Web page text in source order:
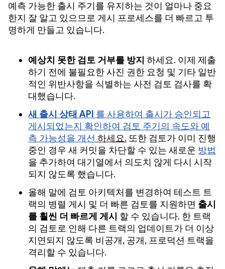
예측 가능한 출시 주기를 유지하는 것이 얼마나 중요
한지 잘 알고 있으므로 게시 프로세스를 더 빠르고 투
명하게 만들고 있습니다.
예상치 못한 검토 거부를 방지 하세요. 이제 제출
하기 전에 불필요한 사진 권한 요청 및 기타 일반
적인 위반사항을 식별하는 사전 검토 검사를 확
대했습니다.
새 출시 상태 API 를 사용하여 출시가 승인되고
게시되었는지 확인하여 검토 주기의 속도와 예
측 가능성을 개선 하세요. 또한 검토가 이미 진행
중인 경우 새 커밋을 차단할 수 있는 새로운 방법
을 추가하여 대기열에서 의도치 않게 다시 시작
되지 않도록 했습니다.
올해 말에 검토 아키텍처를 변경하여 테스트 트
랙의 병렬 게시 및 더 빠른 검토를 지원하면 출시
를 훨씬 더 빠르게 게시 할 수 있습니다. 한 트랙
의 검토로 인해 다른 트랙의 업데이트가 더 이상
지연되지 않도록 비공개, 공개, 프로덕션 트랙을
격리할 수 있습니다.